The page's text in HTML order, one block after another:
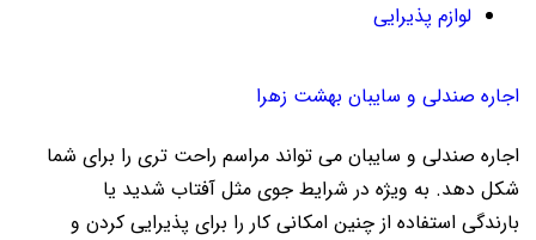
لوازم پذیرایی
اجاره صندلی و سایبان بهشت زهرا
اجاره صندلی و سایبان می تواند مراسم راحت تری را برای شما
شکل دهد. به ویژه در شرایط جوی مثل آفتاب شدید یا
بارندگی استفاده از چنین امکانی کار را برای پذیرایی کردن و